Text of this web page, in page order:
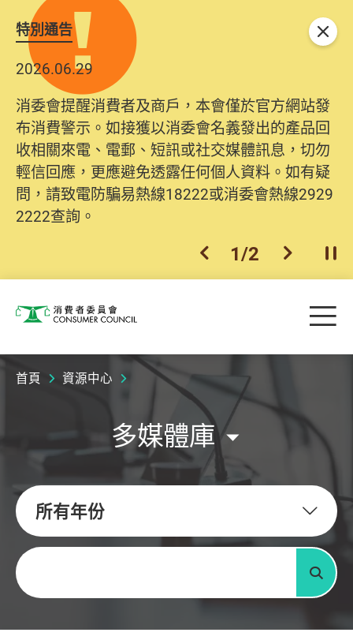
特別通告
2026.06.29
消委會提醒消費者及商戶，本會僅於官方網站發
布消費警示。如接獲以消委會名義發出的產品回
收相關來電、電郵、短訊或社交媒體訊息，切勿
輕信回應，更應避免透露任何個人資料。如有疑
問，請致電防騙易熱線18222或消委會熱線2929
2222查詢。
2025.10.31
為提升使用者體驗及網絡安全，本會的投訴處理
系統已經進行升級及推出新功能。由2025年11月
10日起，消費者需要提供基本聯絡資料（包括姓
名、電郵及電話）註冊帳戶，才可提交投訴、查
詢及建議。所有提交紀錄將清晰整合於帳戶中，
方便日後作出跟進。
上一個
2/2 下一個開
關閉
消費者委員會 目
首頁 資源中心
多媒體庫
所有年份
關鍵字
搜尋